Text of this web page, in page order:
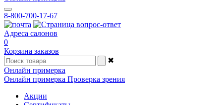
8-800-700-17-67
Адреса салонов
0
Корзина заказов
✖
Онлайн примерка
Онлайн примерка Проверка зрения
Акции